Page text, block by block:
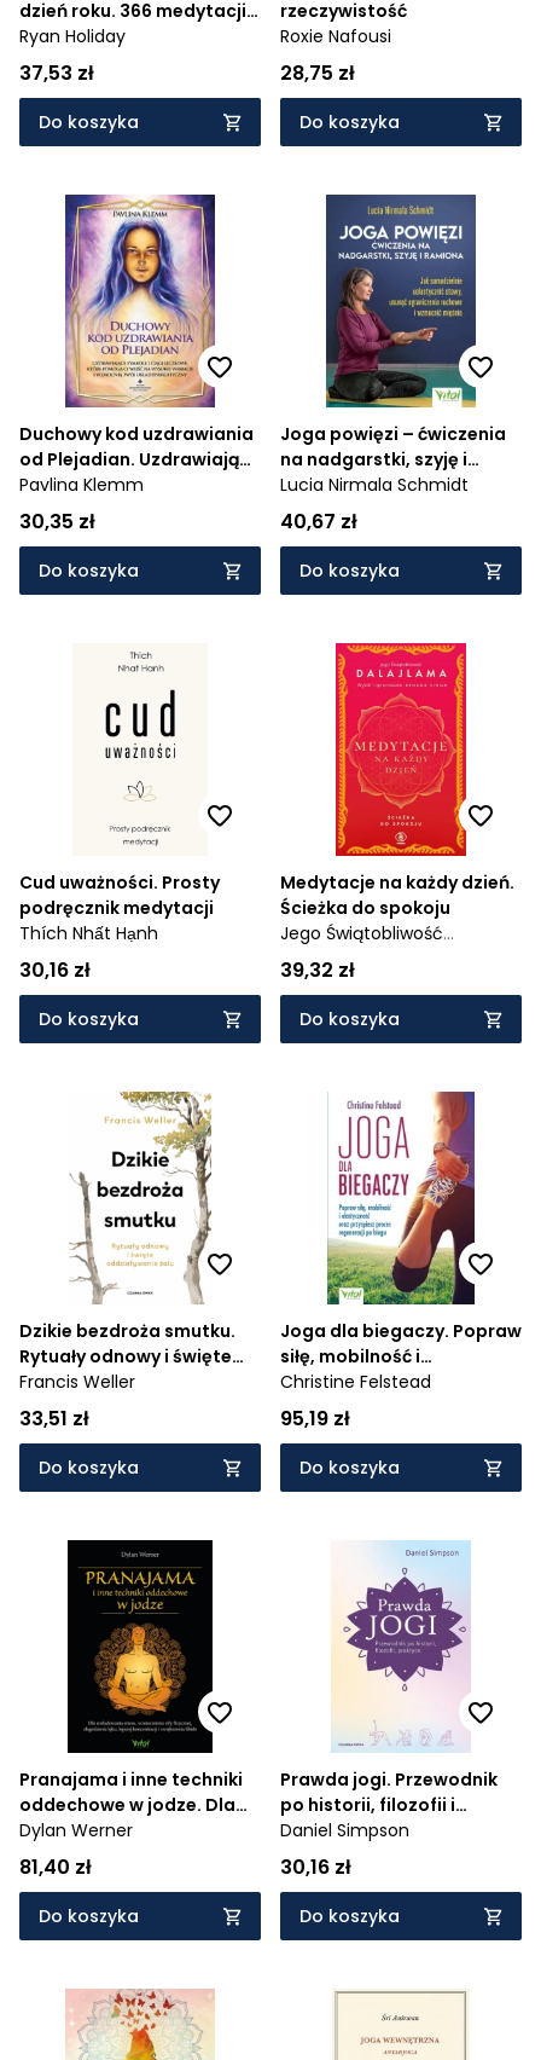
dzień roku. 366 medytacji
na temat miłości i
wychowywania
wspaniałych dzieci
Ryan Holiday
37,53 zł
Do koszyka
rzeczywistość
Roxie Nafousi
28,75 zł
Do koszyka
Duchowy kod uzdrawiania
od Plejadian. Uzdrawiające
symbole i ciągi liczbowe,
które pomogą ci wejść na
wysokie wibracje i
wzmocnią twój układ
energetyczny
Pavlina Klemm
30,35 zł
Do koszyka
Joga powięzi – ćwiczenia
na nadgarstki, szyję i
ramiona. Jak samodzielnie
uelastycznić stawy, usunąć
ograniczenia ruchowe i
wzmocnić mięśnie
Lucia Nirmala Schmidt
40,67 zł
Do koszyka
Cud uważności. Prosty
podręcznik medytacji
Thích Nhất Hạnh
30,16 zł
Do koszyka
Medytacje na każdy dzień.
Ścieżka do spokoju
Jego Świątobliwość
Dalajlama
39,32 zł
Do koszyka
Dzikie bezdroża smutku.
Rytuały odnowy i święte
oddziaływanie żalu
Francis Weller
33,51 zł
Do koszyka
Joga dla biegaczy. Popraw
siłę, mobilność i
elastyczność oraz
przyspiesz proces
regeneracji po biegu
Christine Felstead
95,19 zł
Do koszyka
Pranajama i inne techniki
oddechowe w jodze. Dla
rozładowania stresu,
wzmocnienia siły fizycznej,
złagodzenia lęku, lepszej
koncentracji i zwiększenia
libido
Dylan Werner
81,40 zł
Do koszyka
Prawda jogi. Przewodnik
po historii, filozofii i
praktyce
Daniel Simpson
30,16 zł
Do koszyka